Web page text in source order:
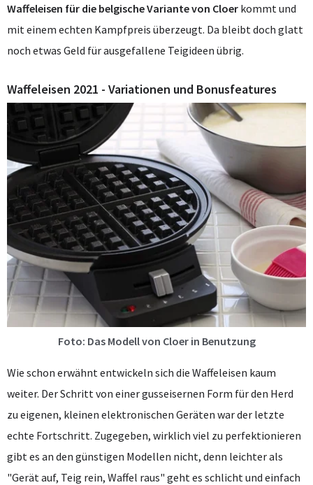
Waffeleisen für die belgische Variante von Cloer kommt und
mit einem echten Kampfpreis überzeugt. Da bleibt doch glatt
noch etwas Geld für ausgefallene Teigideen übrig.
Waffeleisen 2021 - Variationen und Bonusfeatures
Foto: Das Modell von Cloer in Benutzung
Wie schon erwähnt entwickeln sich die Waffeleisen kaum
weiter. Der Schritt von einer gusseisernen Form für den Herd
zu eigenen, kleinen elektronischen Geräten war der letzte
echte Fortschritt. Zugegeben, wirklich viel zu perfektionieren
gibt es an den günstigen Modellen nicht, denn leichter als
"Gerät auf, Teig rein, Waffel raus" geht es schlicht und einfach